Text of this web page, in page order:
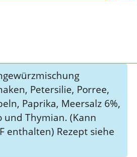
Petersilie, Porree,
Paprika, Meersalz 6%,
und Thymian. (Kann
enthalten) Rezept siehe